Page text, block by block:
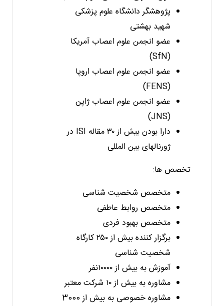
پژوهشگر دانشگاه علوم پزشکی
شهید بهشتی
عضو انجمن علوم اعصاب آمریکا
(SfN)
عضو انجمن علوم اعصاب اروپا
(FENS)
عضو انجمن علوم اعصاب ژاپن
(JNS)
دارا بودن بیش از ۳۰ مقاله ISI در
ژورنالهای بین المللی
تخصص ها:
متخصص شخصیت شناسی
متخصص روابط عاطفی
متخصص بهبود فردی
برگزار کننده بیش از ۲۵۰ کارگاه
شخصیت شناسی
آموزش به بیش از ۱۰۰۰۰نفر
مشاوره به بیش از ۱۰ شرکت معتبر
مشاوره خصوصی به بیش از 3000